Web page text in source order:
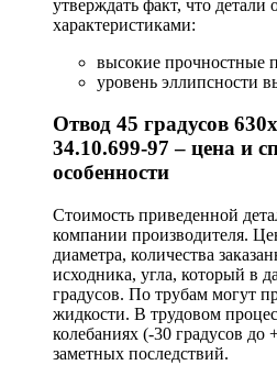
утверждать факт, что
характеристиками:
высокие прочностные
уровень эллипсности
Отвод 45 градусов
34.10.699-97 – цена и
особенности
Стоимость приведенной
компании производителя.
диаметра, количества
исходника, угла, который в
градусов. По трубам могут
жидкости. В трудовом
колебаниях (-30 градусов до
заметных последствий.